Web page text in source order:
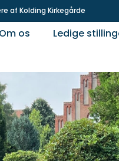
af Kolding Kirkegårde
Om os Ledige